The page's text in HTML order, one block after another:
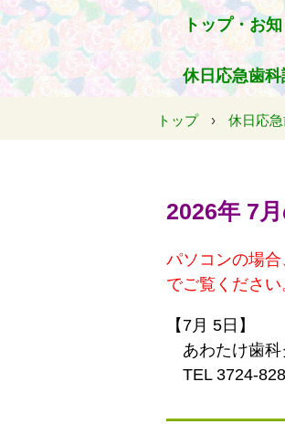
トップ・お
休日応急歯科
トップ › 休日応
2026年 7
パソコンの場
でご覧ください
【7月 5日】
あわたけ歯
TEL 3724-